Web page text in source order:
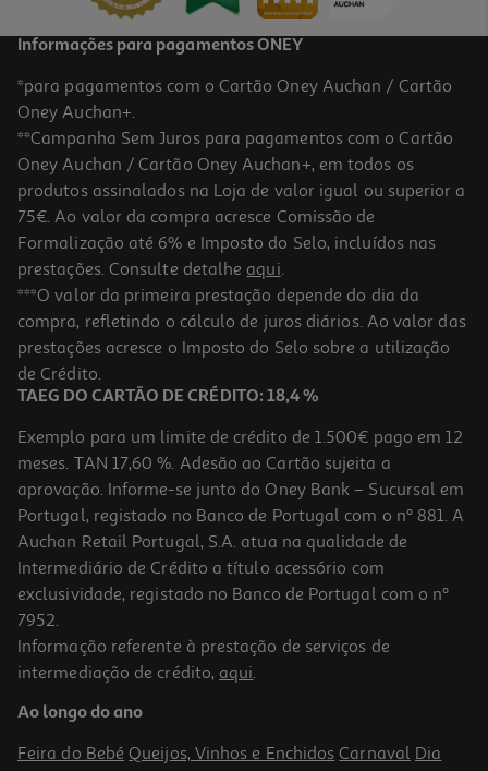
Estúdio Stickers One Two Fun
19.99 €/un
19,99 €
Set De Missangas One Two Fun Modelos Sortidos
6.99 €/un
6,99 €
Informações para pagamentos ONEY
*para pagamentos com o Cartão Oney Auchan / Cartão
Oney Auchan+.
**Campanha Sem Juros para pagamentos com o Cartão
Oney Auchan / Cartão Oney Auchan+, em todos os
produtos assinalados na Loja de valor igual ou superior a
75€. Ao valor da compra acresce Comissão de
Formalização até 6% e Imposto do Selo, incluídos nas
prestações. Consulte detalhe aqui.
***O valor da primeira prestação depende do dia da
compra, refletindo o cálculo de juros diários. Ao valor das
prestações acresce o Imposto do Selo sobre a utilização
de Crédito.
TAEG DO CARTÃO DE CRÉDITO: 18,4 %
Exemplo para um limite de crédito de 1.500€ pago em 12
meses. TAN 17,60 %. Adesão ao Cartão sujeita a
aprovação. Informe-se junto do Oney Bank – Sucursal em
Portugal, registado no Banco de Portugal com o nº 881. A
Auchan Retail Portugal, S.A. atua na qualidade de
Intermediário de Crédito a título acessório com
exclusividade, registado no Banco de Portugal com o nº
7952.
Informação referente à prestação de serviços de
intermediação de crédito, aqui.
Ao longo do ano
Feira do Bebé Queijos, Vinhos e Enchidos Carnaval Dia